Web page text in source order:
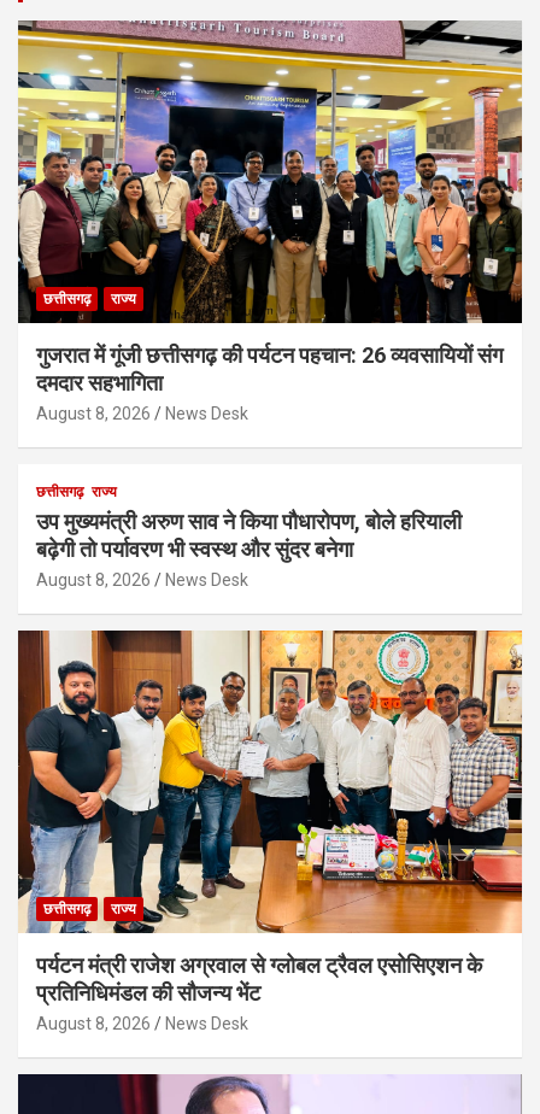
छत्तीसगढ़ राज्य
गुजरात में गूंजी छत्तीसगढ़ की पर्यटन पहचान: 26 व्यवसायियों संग
दमदार सहभागिता
August 8, 2026 News Desk
छत्तीसगढ़ राज्य
उप मुख्यमंत्री अरुण साव ने किया पौधारोपण, बोले हरियाली
बढ़ेगी तो पर्यावरण भी स्वस्थ और सुंदर बनेगा
August 8, 2026 News Desk
छत्तीसगढ़ राज्य
पर्यटन मंत्री राजेश अग्रवाल से ग्लोबल ट्रैवल एसोसिएशन के
प्रतिनिधिमंडल की सौजन्य भेंट
August 8, 2026 News Desk